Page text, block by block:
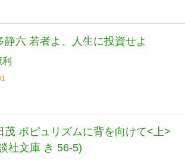
静六 若者よ、人生に投資せよ
茂 ポピュリズムに背を向けて<上>
社文庫 き 56-5)